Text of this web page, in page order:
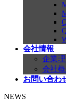
会社情報
企業
会社
お問い合わ
NEWS